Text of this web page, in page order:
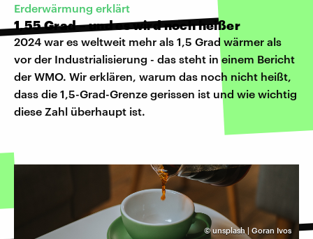
Erderwärmung erklärt
1,55 Grad – und es wird noch heißer
2024 war es weltweit mehr als 1,5 Grad wärmer als
vor der Industrialisierung - das steht in einem Bericht
der WMO. Wir erklären, warum das noch nicht heißt,
dass die 1,5-Grad-Grenze gerissen ist und wie wichtig
diese Zahl überhaupt ist.
©unsplash | Goran Ivos